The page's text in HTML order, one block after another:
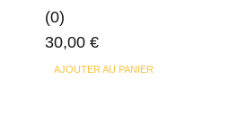
(0)
30,00 €
AJOUTER AU PANIER